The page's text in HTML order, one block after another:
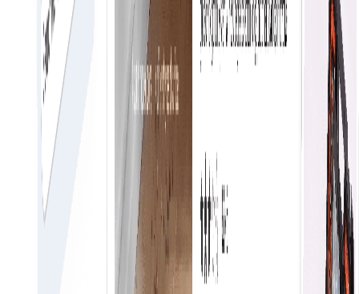
Besuchen Sie den MarketPlace